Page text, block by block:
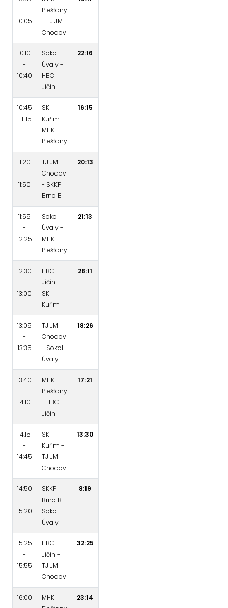
-
10:05
Piešťany
- TJ JM
Chodov
10:10
-
10:40
Sokol
Úvaly -
HBC
Jíčín
22:16
10:45
- 11:15
SK
Kuřim -
MHK
Piešťany
16:15
11:20
-
11:50
TJ JM
Chodov
- SKKP
Brno B
20:13
11:55
-
12:25
Sokol
Úvaly -
MHK
Piešťany
21:13
12:30
-
13:00
HBC
Jíčín -
SK
Kuřim
28:11
13:05
-
13:35
TJ JM
Chodov
- Sokol
Úvaly
18:26
13:40
-
14:10
MHK
Piešťany
- HBC
Jíčín
17:21
14:15
-
14:45
SK
Kuřim -
TJ JM
Chodov
13:30
14:50
-
15:20
SKKP
Brno B -
Sokol
Úvaly
8:19
15:25
-
15:55
HBC
Jíčín -
TJ JM
Chodov
32:25
16:00
MHK
23:14